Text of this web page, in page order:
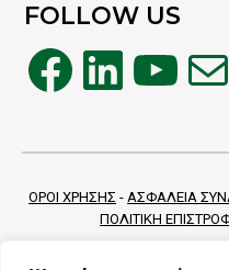
FOLLOW US
Facebook
ΟΡΟΙ ΧΡΗΣΗΣ - ΑΣΦΑΛΕΙΑ
ΠΟΛΙΤΙΚΗ